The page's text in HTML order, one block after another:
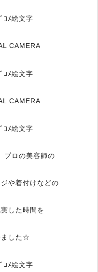
プロの美容師の
や着付けなどの
した時間を
ました☆